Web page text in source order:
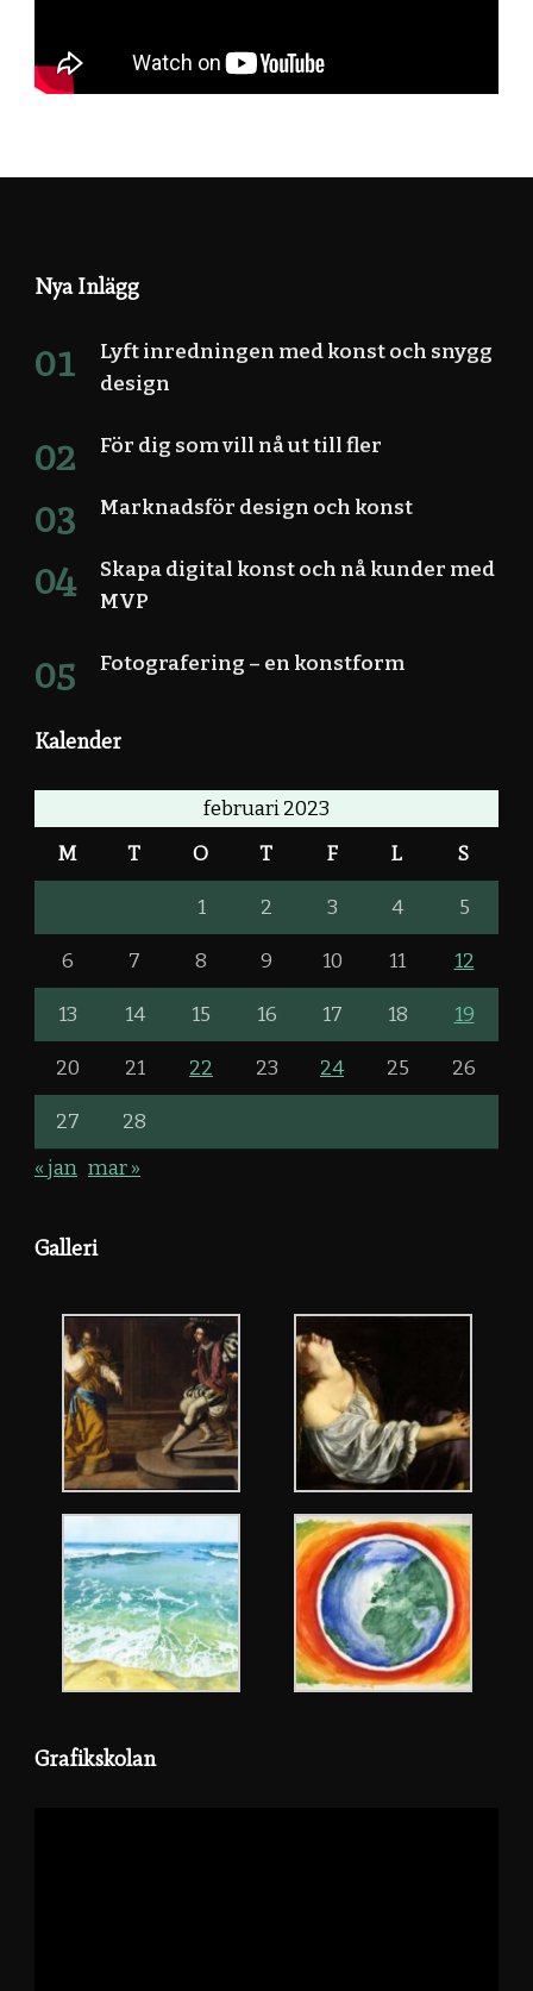
Nya Inlägg
Lyft inredningen med konst och snygg
design
För dig som vill nå ut till fler
Marknadsför design och konst
Skapa digital konst och nå kunder med
MVP
Fotografering – en konstform
Kalender
februari 2023
M T O T F L S
1 2 3 4 5
6 7 8 9 10 11 12
13 14 15 16 17 18 19
20 21 22 23 24 25 26
27
28
« jan mar »
Galleri
Grafikskolan